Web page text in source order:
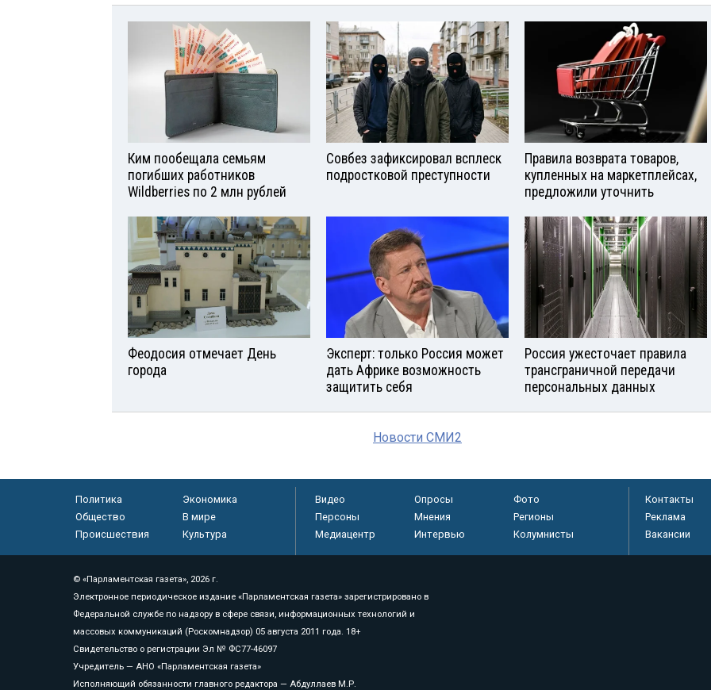
Ким пообещала семьям
погибших работников
Wildberries по 2 млн рублей
Совбез зафиксировал всплеск
подростковой преступности
Правила возврата товаров,
купленных на маркетплейсах,
предложили уточнить
Феодосия отмечает День
города
Эксперт: только Россия может
дать Африке возможность
защитить себя
Россия ужесточает правила
трансграничной передачи
персональных данных
Новости СМИ2
Политика
Экономика
Общество
В мире
Происшествия
Культура
Видео Опросы
Фото
Персоны
Мнения
Регионы
Медиацентр
Интервью Колумнисты
Контакты
Реклама
Вакансии
© «Парламентская газета», 2026 г.
Электронное периодическое издание «Парламентская газета» зарегистрировано в
Федеральной службе по надзору в сфере связи, информационных технологий и
массовых коммуникаций (Роскомнадзор) 05 августа 2011 года. 18+
Свидетельство о регистрации Эл № ФС77-46097
Учредитель — АНО «Парламентская газета»
Исполняющий обязанности главного редактора — Абдуллаев М.Р.